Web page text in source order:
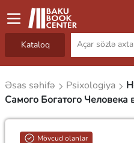
Kataloq
Əsas səhifə Psixologiya
Самого Богатого Человека
Mövcud olanlar